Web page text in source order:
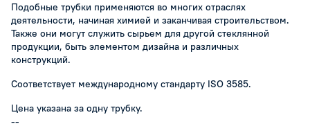
Подобные трубки применяются во многих отраслях
деятельности, начиная химией и заканчивая строительством.
Также они могут служить сырьем для другой стеклянной
продукции, быть элементом дизайна и различных
конструкций.
Соответствует международному стандарту ISO 3585.
Цена указана за одну трубку.
--